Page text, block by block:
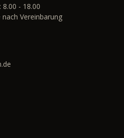
- 18.00
Vereinbarung